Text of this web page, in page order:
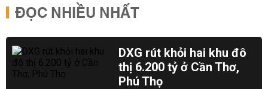
ĐỌC NHIỀU NHẤT
DXG rút khỏi hai khu đô
thị 6.200 tỷ ở Cần Thơ,
Phú Thọ